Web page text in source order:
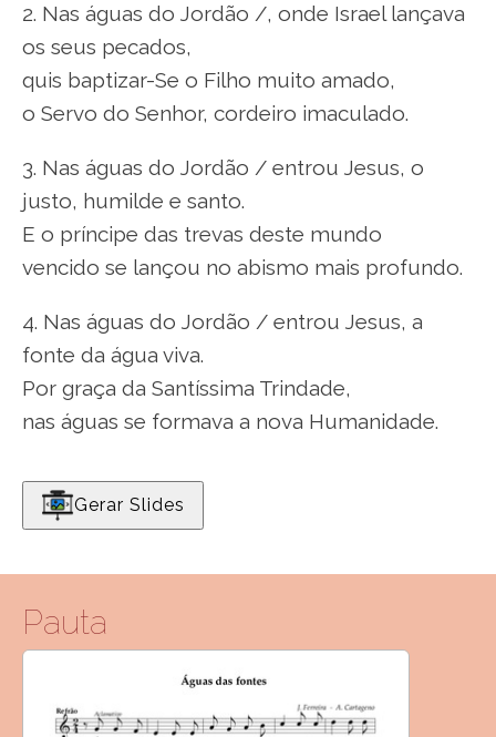
2. Nas águas do Jordão /, onde Israel lançava
os seus pecados,
quis baptizar-Se o Filho muito amado,
o Servo do Senhor, cordeiro imaculado.
3. Nas águas do Jordão / entrou Jesus, o
justo, humilde e santo.
E o príncipe das trevas deste mundo
vencido se lançou no abismo mais profundo.
4. Nas águas do Jordão / entrou Jesus, a
fonte da água viva.
Por graça da Santíssima Trindade,
nas águas se formava a nova Humanidade.
Gerar Slides
Pauta